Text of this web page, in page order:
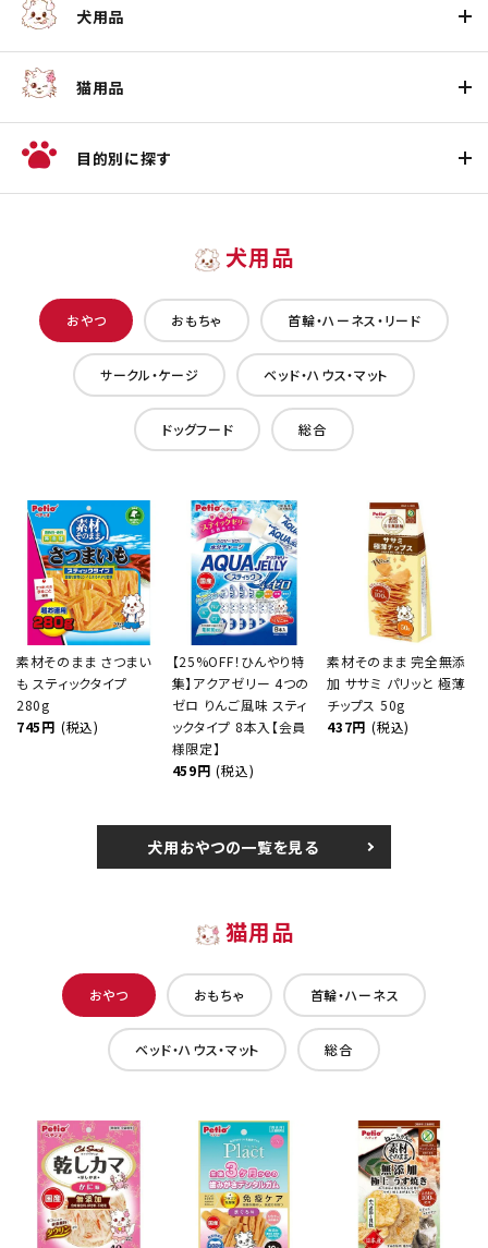
犬用品
猫用品
目的別に探す
犬用品
おやつ おもちゃ 首輪・ハーネス・リード
サークル・ケージ ベッド・ハウス・マット
ドッグフード 総合
素材そのまま さつまい
も スティックタイプ
280g
745円 (税込)
【25%OFF！ひんやり特
集】アクアゼリー 4つの
ゼロ りんご風味 スティ
ックタイプ 8本入【会員
様限定】
459円 (税込)
素材そのまま 完全無添
加 ササミ パリッと 極薄
チップス 50g
437円 (税込)
犬用おやつの一覧を見る
猫用品
おやつ おもちゃ 首輪・ハーネス
ベッド・ハウス・マット 総合